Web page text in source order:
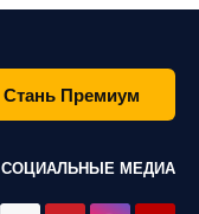
Стань Премиум
СОЦИАЛЬНЫЕ МЕДИА